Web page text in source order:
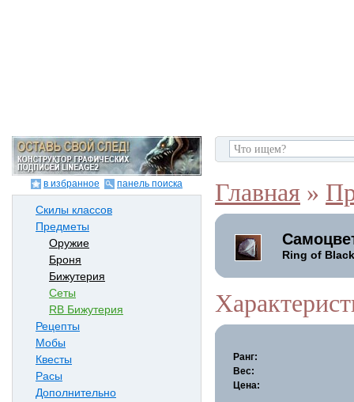
в избранное панель поиска
Скилы классов
Предметы
Оружие
Броня
Бижутерия
Сеты
RB Бижутерия
Рецепты
Мобы
Квесты
Расы
Дополнительно
Главная »
Ring of
Ранг:
Вес:
Цена: